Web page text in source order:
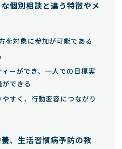
個別相談と違う特徴やメ
を対象に参加が可能である
ーができ、一人での目標実
できる
すく、行動変容につながり
、生活習慣病予防の教